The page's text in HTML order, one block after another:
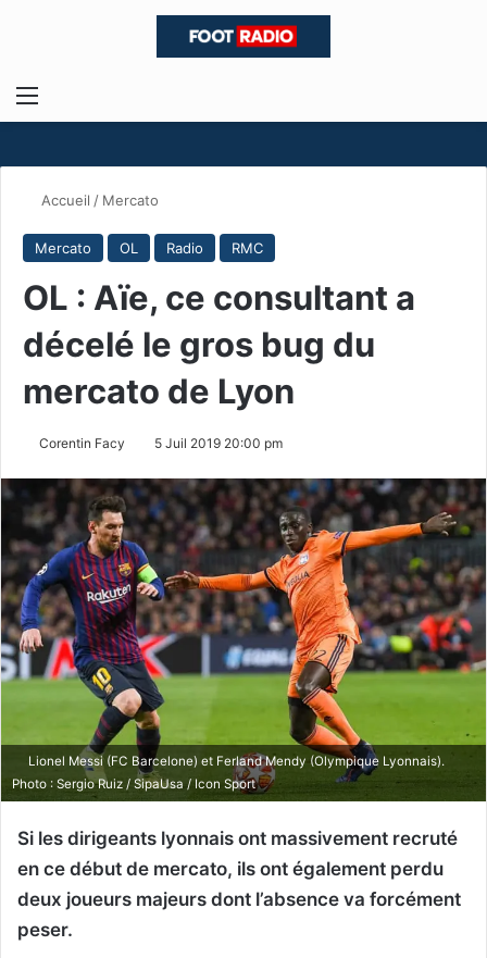
Menu
Accueil / Mercato
Mercato OL Radio RMC
OL : Aïe, ce consultant a
décelé le gros bug du
mercato de Lyon
Corentin Facy 5 Juil 2019 20:00 pm
Lionel Messi (FC Barcelone) et Ferland Mendy (Olympique Lyonnais).
Photo : Sergio Ruiz / SipaUsa / Icon Sport
Si les dirigeants lyonnais ont massivement recruté
en ce début de mercato, ils ont également perdu
deux joueurs majeurs dont l’absence va forcément
peser.